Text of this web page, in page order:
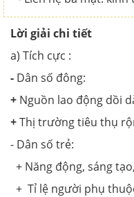
Lời giải chi tiết
a) Tích cực :
- Dân số đông:
+ Nguồn lao động dồi
+Thị trường tiêu thụ
- Dân số trẻ:
+ Năng động, sáng
+ Tỉ lệ người phụ